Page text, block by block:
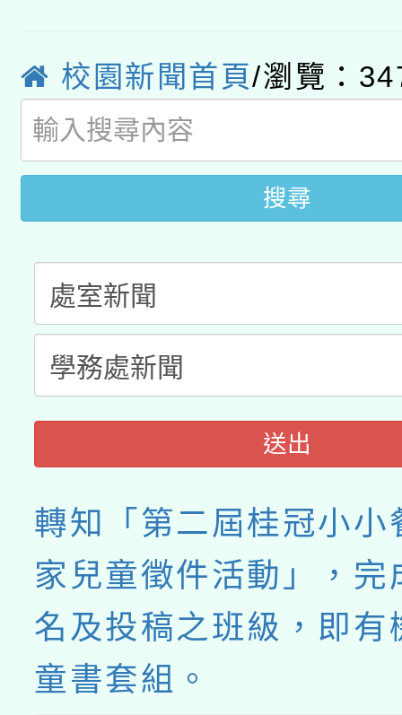
動」
開 智慧啟航」
「2026桃園藝術巡演
關事宜
校園新聞首頁/瀏覽：
搜尋
送出
轉知「第二屆桂冠小小
家兒童徵件活動」，完
名及投稿之班級，即有
童書套組。